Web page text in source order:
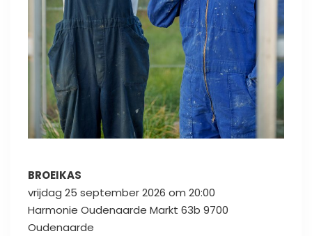
BROEIKAS
vrijdag 25 september 2026 om 20:00
Harmonie Oudenaarde Markt 63b 9700
Oudenaarde